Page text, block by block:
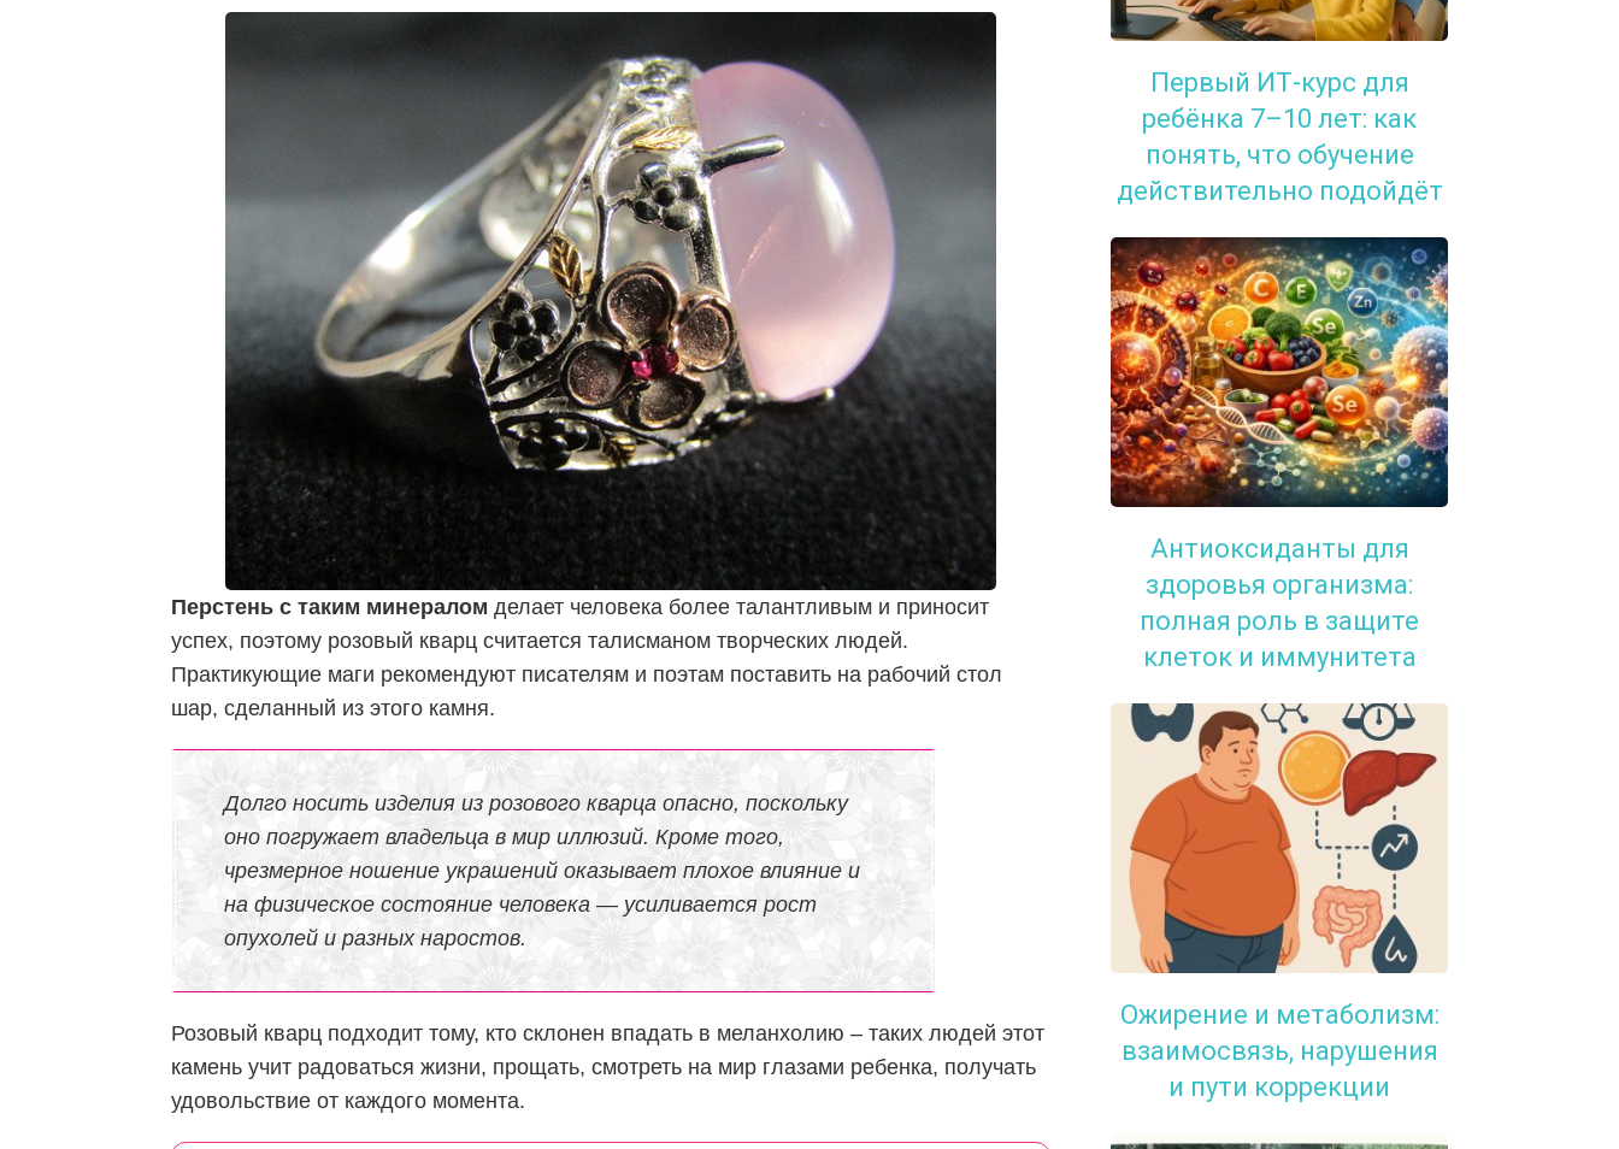
Перстень с таким минералом делает человека более талантливым и приносит
успех, поэтому розовый кварц считается талисманом творческих людей.
Практикующие маги рекомендуют писателям и поэтам поставить на рабочий стол
шар, сделанный из этого камня.
Долго носить изделия из розового кварца опасно, поскольку
оно погружает владельца в мир иллюзий. Кроме того,
чрезмерное ношение украшений оказывает плохое влияние и
на физическое состояние человека — усиливается рост
опухолей и разных наростов.
Розовый кварц подходит тому, кто склонен впадать в меланхолию – таких людей этот
камень учит радоваться жизни, прощать, смотреть на мир глазами ребенка, получать
удовольствие от каждого момента.
Первый ИТ-курс для
ребёнка 7–10 лет: как
понять, что обучение
действительно подойдёт
Антиоксиданты для
здоровья организма:
полная роль в защите
клеток и иммунитета
Ожирение и метаболизм:
взаимосвязь, нарушения
и пути коррекции